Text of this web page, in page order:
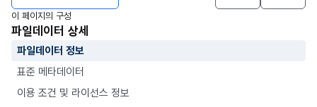
이 페이지의 구성
파일데이터 상세
파일데이터 정보
표준 메타데이터
이용 조건 및 라이선스 정보